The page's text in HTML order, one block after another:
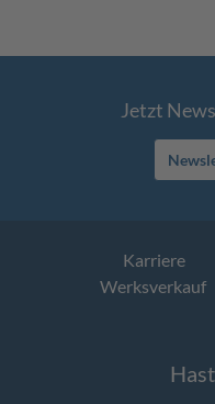
Jetzt
Karriere
Werksverkauf